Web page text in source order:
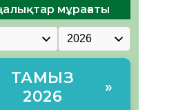
мұрағаты
ТАМЫЗ
2026
»